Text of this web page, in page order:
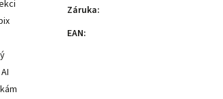
Záruka:
EAN: